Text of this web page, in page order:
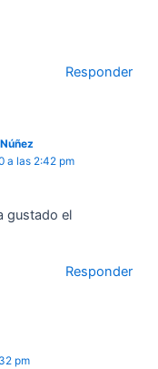
Responder
a las 2:42 pm
gustado el
Responder
pm